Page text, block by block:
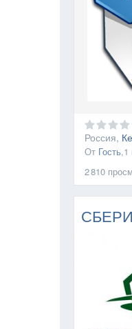
Россия,
От Гость,1
2 810